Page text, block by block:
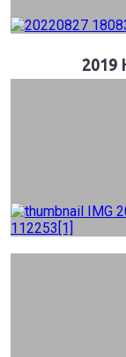
2019